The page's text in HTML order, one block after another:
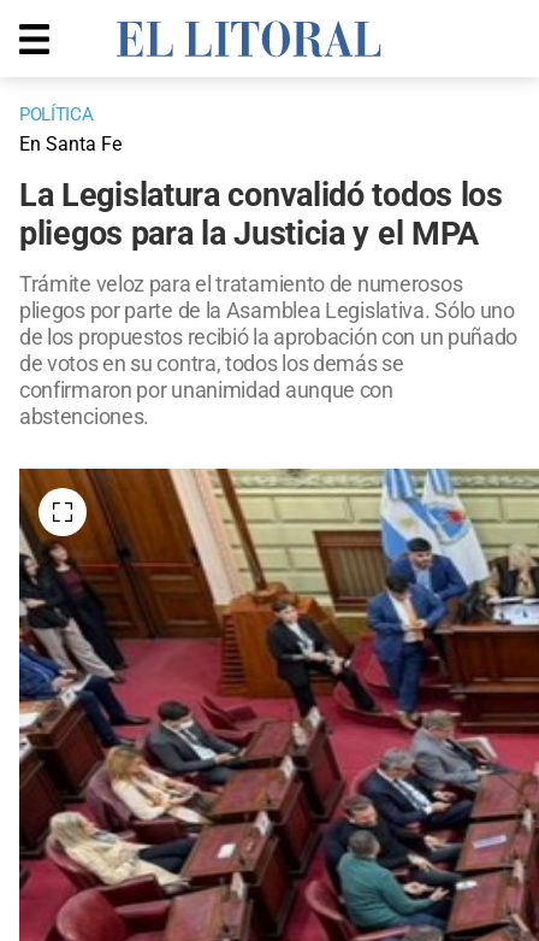
POLÍTICA
En Santa Fe
La Legislatura convalidó todos los
pliegos para la Justicia y el MPA
Trámite veloz para el tratamiento de numerosos
pliegos por parte de la Asamblea Legislativa. Sólo uno
de los propuestos recibió la aprobación con un puñado
de votos en su contra, todos los demás se
confirmaron por unanimidad aunque con
abstenciones.